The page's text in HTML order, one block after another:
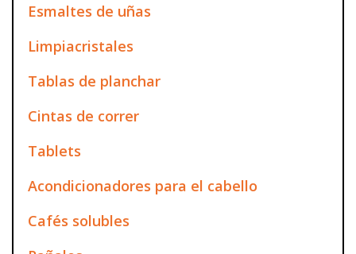
Esmaltes de uñas
Limpiacristales
Tablas de planchar
Cintas de correr
Tablets
Acondicionadores para el cabello
Cafés solubles